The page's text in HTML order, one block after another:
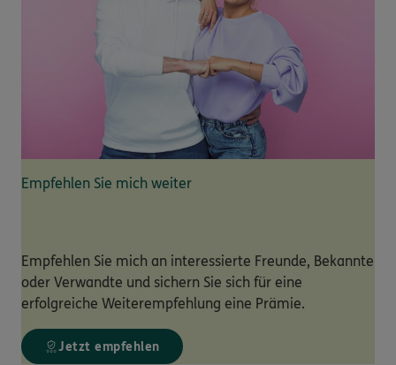
Empfehlen Sie mich weiter
Empfehlen Sie mich an interessierte Freunde, Bekannte
oder Verwandte und sichern Sie sich für eine
erfolgreiche Weiterempfehlung eine Prämie.
Jetzt empfehlen